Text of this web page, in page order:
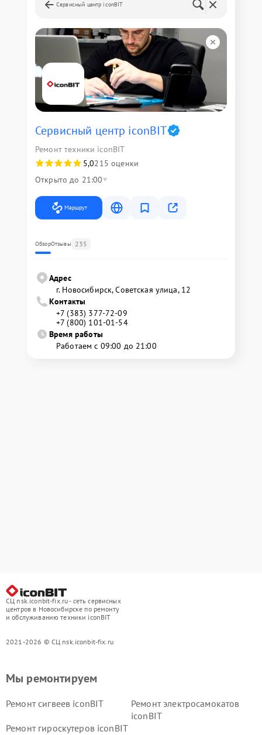
Сервисный центр iconBIT
Сервисный центр iconBIT
Ремонт техники iconBIT
5,0215 оценки
Открыто до 21:00
Маршрут
ОбзорОтзывы 235
Адрес
г. Новосибирск, Советская улица, 12
Контакты
+7 (383) 377-72-09
+7 (800) 101-01-54
Время работы
Работаем с 09:00 до 21:00
СЦ nsk.iconbit-fix.ru - сеть сервисных
центров в Новосибирске по ремонту
и обслуживанию техники iconBIT
2021-2026 © СЦ nsk.iconbit-fix.ru
Мы ремонтируем
Ремонт сигвеев iconBIT
Ремонт электросамокатов
iconBIT
Ремонт гироскутеров iconBIT